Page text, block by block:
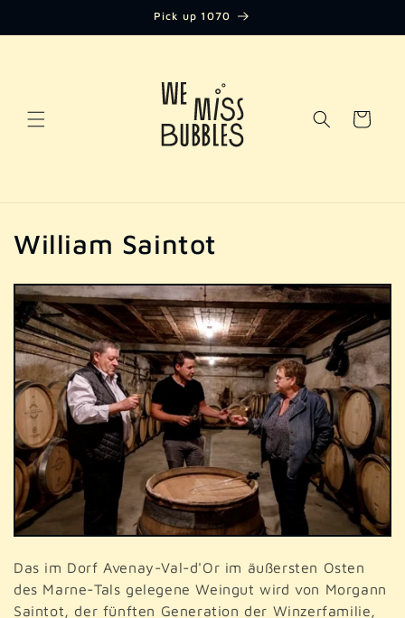
Inhalt
Pick up 1070
Warenkorb
K
a
t
e
g
o
r
i
e
:
William Saintot
Das im Dorf Avenay-Val-d'Or im äußersten Osten
des Marne-Tals gelegene Weingut wird von Morgann
Saintot, der fünften Generation der Winzerfamilie,